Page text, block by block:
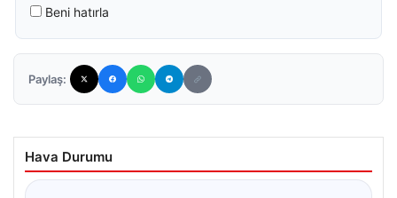
Beni hatırla
Paylaş:
Hava Durumu